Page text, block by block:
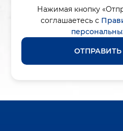
Нажимая кнопку
соглашаетесь с
ОТПРАВИТЬ